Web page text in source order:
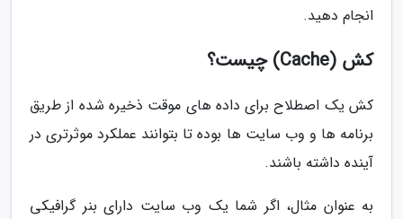
انجام دهید.
کش (Cache) چیست؟
کش یک اصطلاح برای داده های موقت ذخیره شده از طریق
برنامه ها و وب سایت ها بوده تا بتوانند عملکرد موثرتری در
آینده داشته باشند.
به عنوان مثال، اگر شما یک وب سایت دارای بنر گرافیکی